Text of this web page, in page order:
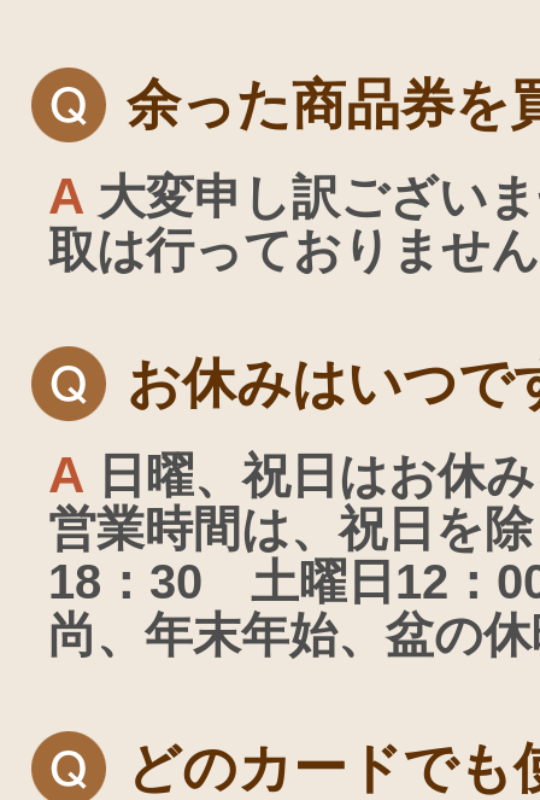
余った商品券を
A 大変申し訳ござい
取は行っておりませ
お休みはいつで
A 日曜、祝日はお休
営業時間は、祝日を
18：30 土曜日12：
尚、年末年始、盆の
どのカードでも